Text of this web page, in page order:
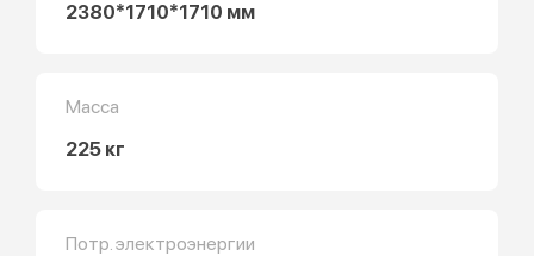
2380*1710*1710 мм
Масса
225 кг
Потр. электроэнергии